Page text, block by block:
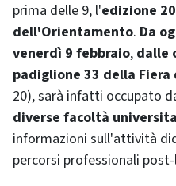
prima delle 9, l'edizione
dell'Orientamento. Da
venerdì 9 febbraio, dalle
padiglione 33 della Fiera
20), sarà infatti occupato
diverse facoltà
informazioni sull'attività
percorsi professionali